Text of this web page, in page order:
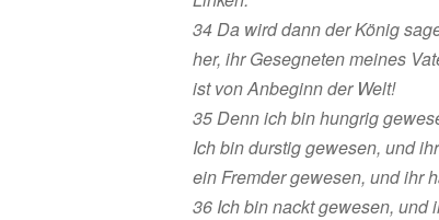
34 Da wird dann der König
her, ihr Gesegneten meines
ist von Anbeginn der Welt!
35 Denn ich bin hungrig
Ich bin durstig gewesen, und
ein Fremder gewesen, und ihr
36 Ich bin nackt gewesen, und